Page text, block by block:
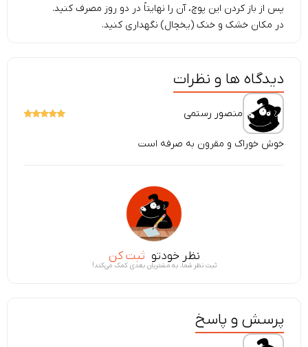
پس از باز کردن این پوچ، آن را نهایتاً در دو روز مصرف کنید.
در مکان خشک و خنک (یخچال) نگهداری کنید.
دیدگاه ها و نظرات
منصور رستمی
خوش خوراک و مقرون به صرفه است
نظر خودتو ثبت کن
ثبت نظر شما، به مشتریان بعدی کمک می‌کند!
پرسش و پاسخ